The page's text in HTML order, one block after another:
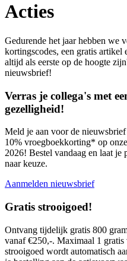
Acties
Gedurende het jaar hebben we
kortingscodes, een gratis artikel
altijd als eerste op de hoogte
nieuwsbrief!
Verras je collega's met
gezelligheid!
Meld je aan voor de
10% vroegboekkorting* op
2026! Bestel vandaag en laat je
naar keuze.
Aanmelden nieuwsbrief
Gratis strooigoed!
Ontvang tijdelijk gratis 800
vanaf €250,-. Maximaal 1
strooigoed wordt automatisch